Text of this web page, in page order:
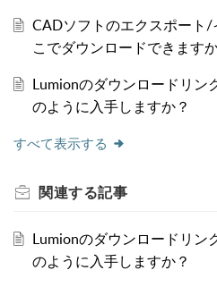
CADソフトのエクスポート
こでダウンロードできます
Lumionのダウンロードリン
のように入手しますか？
すべて表示する
関連する記事
Lumionのダウンロードリン
のように入手しますか？